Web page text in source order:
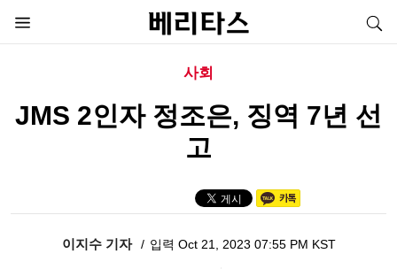
사회
JMS 2인자 정조은, 징역 7년 선
고
이지수 기자 입력 Oct 21, 2023 07:55 PM KST